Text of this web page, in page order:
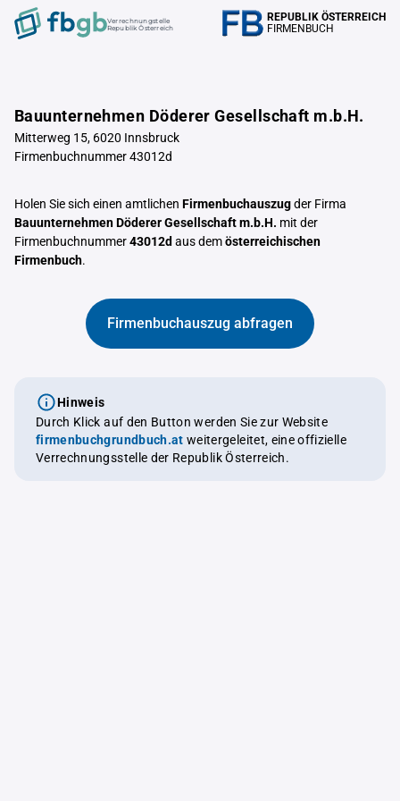
Verrechnungstelle
Republik Österreich
REPUBLIK ÖSTERREICH
FIRMENBUCH
Bauunternehmen Döderer Gesellschaft m.b.H.
Mitterweg 15, 6020 Innsbruck
Firmenbuchnummer 43012d
Holen Sie sich einen amtlichen Firmenbuchauszugder Firma
Bauunternehmen Döderer Gesellschaft m.b.H. mit der
Firmenbuchnummer43012d aus demösterreichischen
Firmenbuch.
Firmenbuchauszug abfragen
Hinweis
Durch Klick auf den Button werden Sie zur Website
firmenbuchgrundbuch.at weitergeleitet, eine offizielle
Verrechnungsstelle der Republik Österreich.